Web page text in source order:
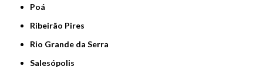
Poá
Ribeirão Pires
Rio Grande da Serra
Salesópolis